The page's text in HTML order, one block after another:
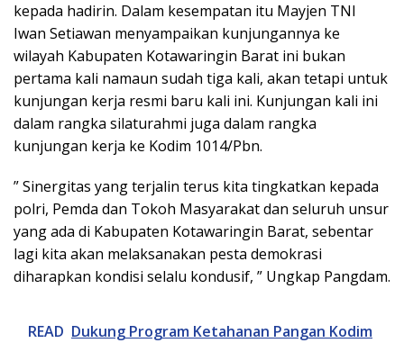
kepada hadirin. Dalam kesempatan itu Mayjen TNI
Iwan Setiawan menyampaikan kunjungannya ke
wilayah Kabupaten Kotawaringin Barat ini bukan
pertama kali namaun sudah tiga kali, akan tetapi untuk
kunjungan kerja resmi baru kali ini. Kunjungan kali ini
dalam rangka silaturahmi juga dalam rangka
kunjungan kerja ke Kodim 1014/Pbn.
” Sinergitas yang terjalin terus kita tingkatkan kepada
polri, Pemda dan Tokoh Masyarakat dan seluruh unsur
yang ada di Kabupaten Kotawaringin Barat, sebentar
lagi kita akan melaksanakan pesta demokrasi
diharapkan kondisi selalu kondusif, ” Ungkap Pangdam.
READ Dukung Program Ketahanan Pangan Kodim